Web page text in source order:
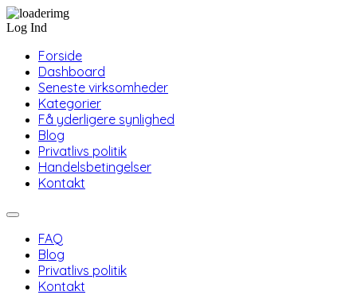
Log Ind
Forside
Dashboard
Seneste virksomheder
Kategorier
Få yderligere synlighed
Blog
Privatlivs politik
Handelsbetingelser
Kontakt
FAQ
Blog
Privatlivs politik
Kontakt